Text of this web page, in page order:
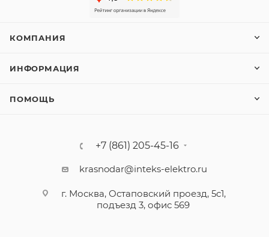
КОМПАНИЯ
ИНФОРМАЦИЯ
ПОМОЩЬ
+7 (861) 205-45-16
krasnodar@inteks-elektro.ru
г. Москва, Остаповский проезд, 5с1,
подъезд 3, офис 569